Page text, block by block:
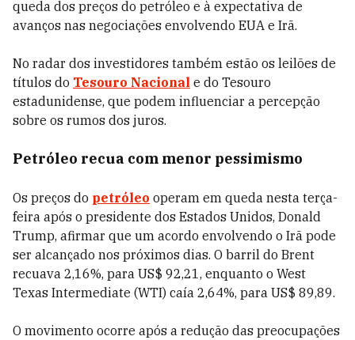
queda dos preços do petróleo e à expectativa de
avanços nas negociações envolvendo EUA e Irã.
No radar dos investidores também estão os leilões de
títulos do Tesouro Nacional e do Tesouro
estadunidense, que podem influenciar a percepção
sobre os rumos dos juros.
Petróleo recua com menor pessimismo
Os preços do petróleo operam em queda nesta terça-
feira após o presidente dos Estados Unidos, Donald
Trump, afirmar que um acordo envolvendo o Irã pode
ser alcançado nos próximos dias. O barril do Brent
recuava 2,16%, para US$ 92,21, enquanto o West
Texas Intermediate (WTI) caía 2,64%, para US$ 89,89.
O movimento ocorre após a redução das preocupações